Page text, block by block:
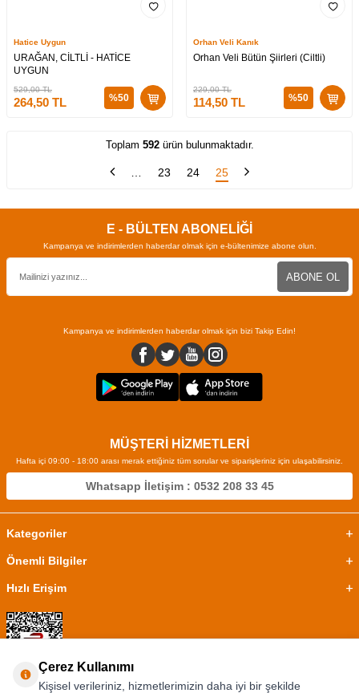
Hatice Uygun
URAĞAN, CİLTLİ - HATİCE
UYGUN
529,00TL
264,50 TL %50
Orhan Veli Kanık
Orhan Veli Bütün Şiirleri (Ciltli)
229,00TL
114,50 TL %50
Toplam 592ürün bulunmaktadır.
23 24 25
E - BÜLTEN ABONELİĞİ
Kampanya ve indirimlerden haberdar olmak için e-bültenimize abone olun.
ABONE OL
Kampanya ve indirimlerden haberdar olmak için bizi Takip Edin!
MÜŞTERİ HİZMETLERİ
Hafta içi 09:00 - 18:00 arası merak ettiğiniz tüm sorular ve siparişleriniz için ulaşabilirsiniz.
Whatsapp İletişim : 0532 208 33 45
Kategoriler
Önemli Bilgiler
Hızlı Erişim
Çerez Kullanımı
Kişisel verileriniz, hizmetlerimizin daha iyi bir şekilde